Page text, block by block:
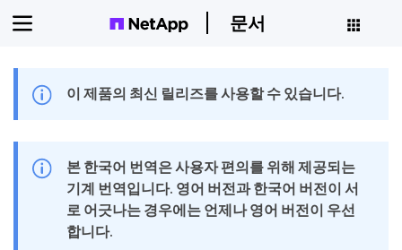
문서
이 제품의 최신 릴리즈를 사용할 수 있습니다.
본 한국어 번역은 사용자 편의를 위해 제공되는
기계 번역입니다. 영어 버전과 한국어 버전이 서
로 어긋나는 경우에는 언제나 영어 버전이 우선
합니다.